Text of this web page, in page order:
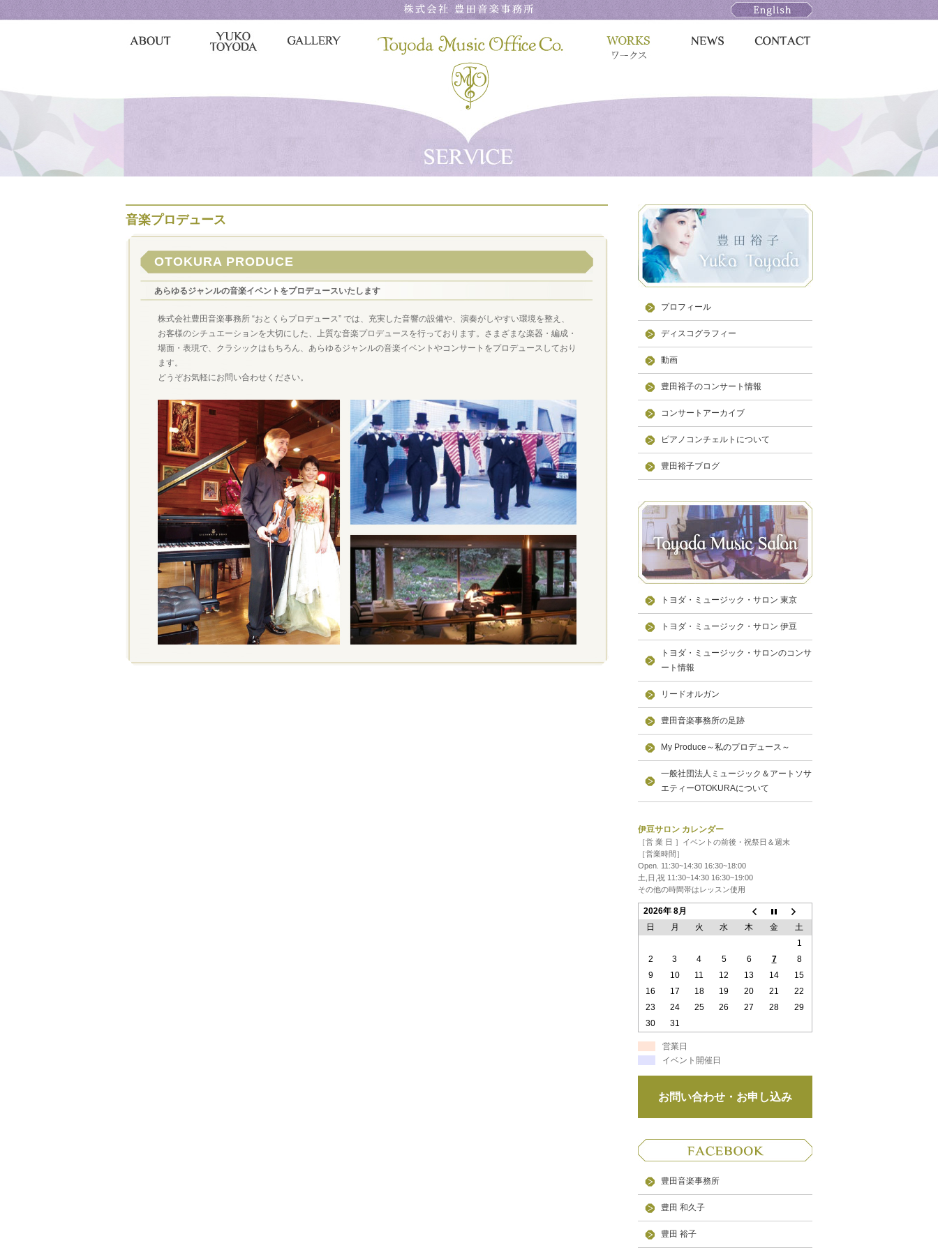
音楽プロデュース
OTOKURA PRODUCE
あらゆるジャンルの音楽イベントをプロデュースいたします
株式会社豊田音楽事務所 “おとくらプロデュース” では、充実した音響の設備や、演奏がしやすい環境を整え、
お客様のシチュエーションを大切にした、上質な音楽プロデュースを行っております。さまざまな楽器・編成・
場面・表現で、クラシックはもちろん、あらゆるジャンルの音楽イベントやコンサートをプロデュースしており
ます。
どうぞお気軽にお問い合わせください。
プロフィール
ディスコグラフィー
動画
豊田裕子のコンサート情報
コンサートアーカイブ
ピアノコンチェルトについて
豊田裕子ブログ
トヨダ・ミュージック・サロン 東京
トヨダ・ミュージック・サロン 伊豆
トヨダ・ミュージック・サロンのコンサ
ート情報
リードオルガン
豊田音楽事務所の足跡
My Produce～私のプロデュース～
一般社団法人ミュージック＆アートソサ
エティーOTOKURAについて
伊豆サロン カレンダー
［営 業 日 ］イベントの前後・祝祭日＆週末
［営業時間］
Open. 11:30~14:30 16:30~18:00
土,日,祝 11:30~14:30 16:30~19:00
その他の時間帯はレッスン使用
2026年 8月
日
月 火 水 木 金
土
1
2
3 4 5 6 7
8
9
10 11 12 13 14
15
16
17 18 19 20 21
22
23
24 25 26 27 28
29
30
31
営業日
イベント開催日
お問い合わせ・お申し込み
豊田音楽事務所
豊田 和久子
豊田 裕子